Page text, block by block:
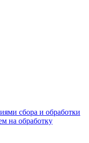
сбора и обработки
на обработку